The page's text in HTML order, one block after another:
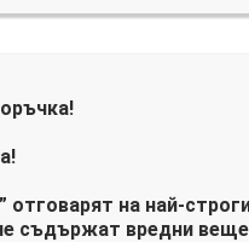
на най-
съдържат вредни